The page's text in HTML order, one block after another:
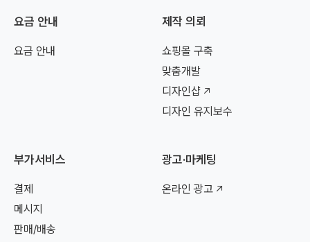
요금 안내
요금 안내
제작 의뢰
쇼핑몰 구축
맞춤개발
디자인샵
디자인 유지보수
부가서비스
결제
메시지
판매/배송
광고·마케팅
온라인 광고